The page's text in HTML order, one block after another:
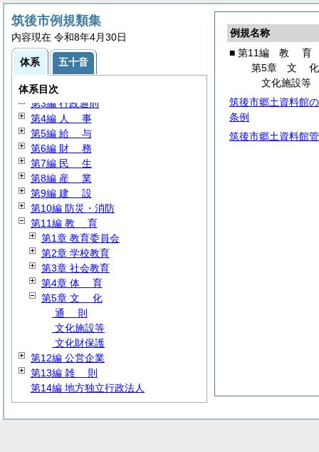
例規名称
■ 第11編 教 育
第5章 文化
文化施設等
筑後市郷土資料館
条例
筑後市郷土資料館
筑後市例規類集
内容現在 令和8年4月30日
体系 五十音
体系目次
第1編総規
第2編 議会・選挙・監査
第3編 行政通則
第4編 人 事
第5編 給 与
第6編 財 務
第7編 民 生
第8編 産 業
第9編 建 設
第10編 防災・消防
第11編 教 育
第1章 教育委員会
第2章 学校教育
第3章 社会教育
第4章 体 育
第5章 文 化
通 則
文化施設等
文化財保護
第12編 公営企業
第13編 雑 則
第14編 地方独立行政法人